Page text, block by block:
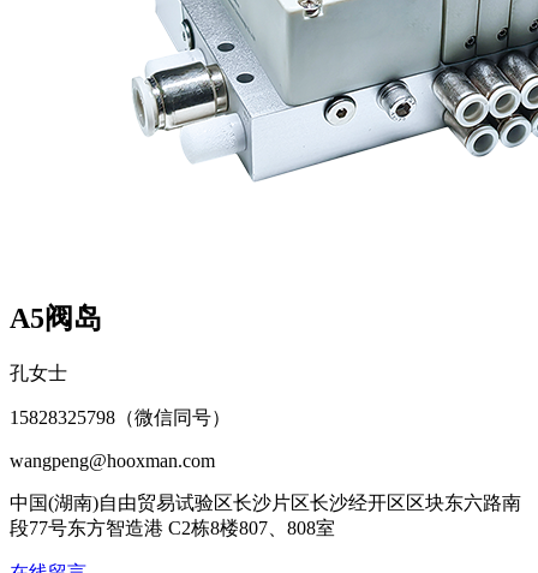
A5阀岛
孔女士
15828325798（微信同号）
wangpeng@hooxman.com
中国(湖南)自由贸易试验区长沙片区长沙经开区区块东六路南
段77号东方智造港 C2栋8楼807、808室